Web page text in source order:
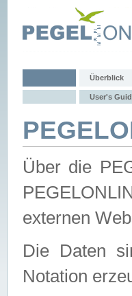
Überblick
User's
Über die
externen
Die Daten
Notation